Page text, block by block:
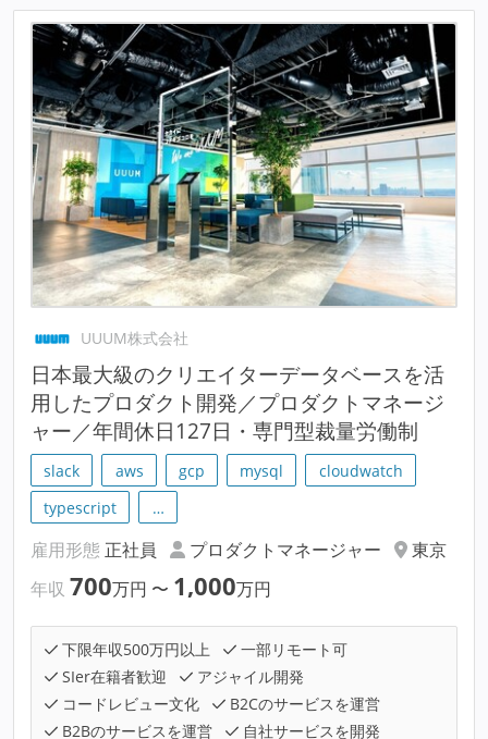
UUUM株式会社
日本最大級のクリエイターデータベースを活
用したプロダクト開発／プロダクトマネージ
ャー／年間休日127日・専門型裁量労働制
slack aws gcp mysql
cloudwatch
typescript
…
雇用形態 正社員 プロダクトマネージャー
東京
年収 700万円 〜 1,000万円
下限年収500万円以上
一部リモート可
SIer在籍者歓迎
アジャイル開発
コードレビュー文化
B2Cのサービスを運営
B2Bのサービスを運営
自社サービスを開発